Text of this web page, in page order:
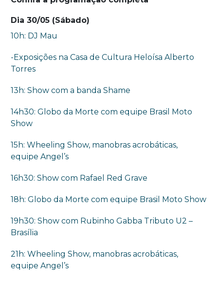
Dia 30/05 (Sábado)
10h: DJ Mau
-Exposições na Casa de Cultura Heloísa Alberto
Torres
13h: Show com a banda Shame
14h30: Globo da Morte com equipe Brasil Moto
Show
15h: Wheeling Show, manobras acrobáticas,
equipe Angel’s
16h30: Show com Rafael Red Grave
18h: Globo da Morte com equipe Brasil Moto Show
19h30: Show com Rubinho Gabba Tributo U2 –
Brasília
21h: Wheeling Show, manobras acrobáticas,
equipe Angel’s